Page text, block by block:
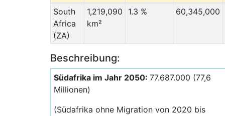
South
Africa
(ZA)
1,219,090
km²
1.3 % 60,345,000
Beschreibung:
Südafrika im Jahr 2050: 77.687.000 (77,6
Millionen)
(Südafrika ohne Migration von 2020 bis